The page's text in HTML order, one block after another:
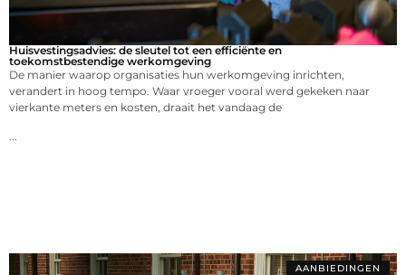
Huisvestingsadvies: de sleutel tot een efficiënte en
toekomstbestendige werkomgeving
De manier waarop organisaties hun werkomgeving inrichten,
verandert in hoog tempo. Waar vroeger vooral werd gekeken naar
vierkante meters en kosten, draait het vandaag de
...
AANBIEDINGEN